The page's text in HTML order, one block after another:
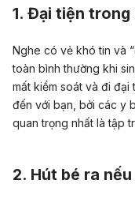
1. Đại tiện trong
Nghe có vẻ khó tin và
toàn bình thường khi
mất kiểm soát và đi
đến với bạn, bởi các y
quan trọng nhất là tập
2. Hút bé ra